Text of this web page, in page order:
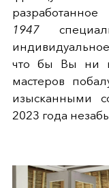
1947
что бы Вы ни
мастеров
изысканными
2023 года